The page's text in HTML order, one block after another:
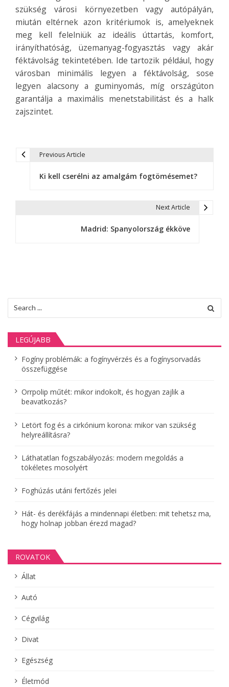
szükség városi környezetben vagy autópályán,
miután eltérnek azon kritériumok is, amelyeknek
meg kell felelniük az ideális úttartás, komfort,
irányíthatóság, üzemanyag-fogyasztás vagy akár
féktávolság tekintetében. Ide tartozik például, hogy
városban minimális legyen a féktávolság, sose
legyen alacsony a guminyomás, míg országúton
garantálja a maximális menetstabilitást és a halk
zajszintet.
s
n
a
v
i
g
á
i
Previous Article
Ki kell cserélni az amalgám fogtömésemet?
Next Article
Madrid: Spanyolország ékköve
for:
LEGÚJABB
Fogíny problémák: a fogínyvérzés és a fogínysorvadás
összefüggése
Orrpolip műtét: mikor indokolt, és hogyan zajlik a
beavatkozás?
Letört fog és a cirkónium korona: mikor van szükség
helyreállításra?
Láthatatlan fogszabályozás: modern megoldás a
tökéletes mosolyért
Foghúzás utáni fertőzés jelei
Hát- és derékfájás a mindennapi életben: mit tehetsz ma,
hogy holnap jobban érezd magad?
ROVATOK
Állat
Autó
Cégvilág
Divat
Egészség
Életmód